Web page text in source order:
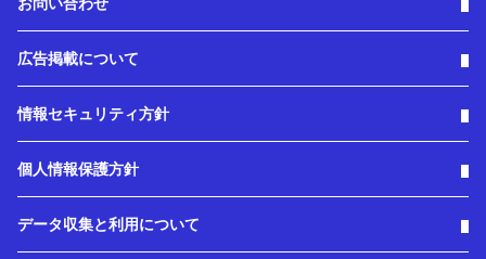
お問い合わせ
広告掲載について
情報セキュリティ方針
個人情報保護方針
データ収集と利用について